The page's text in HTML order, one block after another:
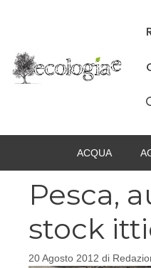
ACQUA
Pesca,
stock
20 Agosto 2012 di